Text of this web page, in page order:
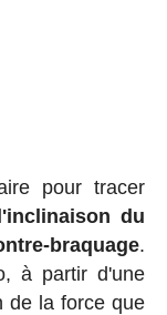
pour tracer
du
braquage.
à partir d'une
de la force que